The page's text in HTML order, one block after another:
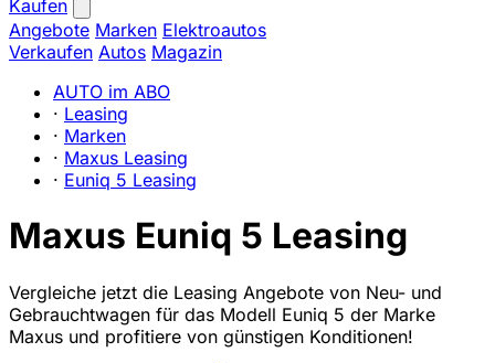
Kaufen
Angebote Marken Elektroautos
Verkaufen Autos Magazin
AUTO im ABO
· Leasing
· Marken
· Maxus Leasing
· Euniq 5 Leasing
Maxus Euniq 5 Leasing
Vergleiche jetzt die Leasing Angebote von Neu- und
Gebrauchtwagen für das Modell Euniq 5 der Marke
Maxus und profitiere von günstigen Konditionen!